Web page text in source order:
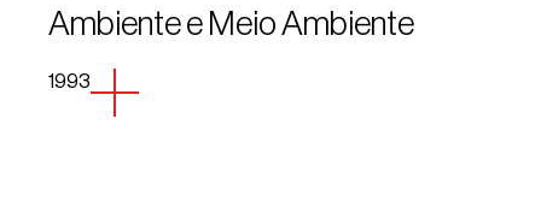
Ambiente e Meio Ambiente
1993